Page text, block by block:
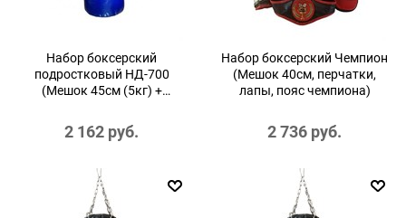
Набор боксерский
подростковый НД-700
(Мешок 45см (5кг) +
2 162 руб.
Набор боксерский Чемпион
(Мешок 40см, перчатки,
лапы, пояс чемпиона)
2 736 руб.